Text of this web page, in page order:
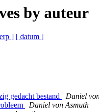
by auteur
] [ datum ]
gedacht bestand
Daniel
Daniel von Asmuth